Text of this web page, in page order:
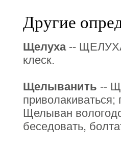
Другие
Щелуха-- ЩЕЛУХА
клеск.
Щелыванить --
Щелыван
беседовать,